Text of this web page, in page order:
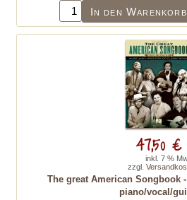
In den Warenkorb
The great American Songbook
piano/vocal/
47,50 €
inkl. 7 %
zzgl.